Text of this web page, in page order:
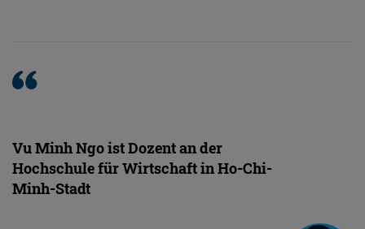
Vu Minh Ngo ist Dozent an der
Hochschule für Wirtschaft in Ho-Chi-
Minh-Stadt
Typeform
Embed